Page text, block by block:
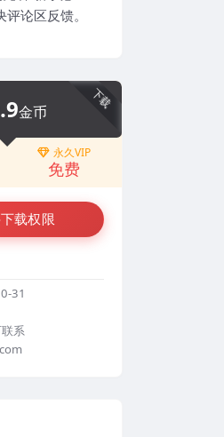
论区反馈。
下载
金币
永久VIP
免费
载权限
31
系